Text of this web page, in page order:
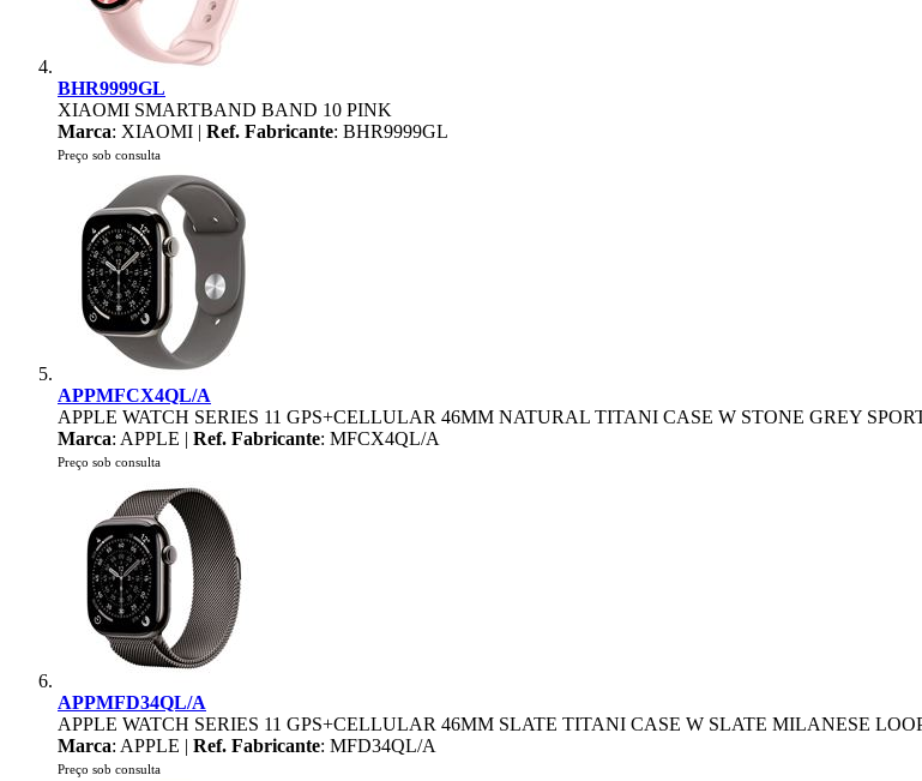
BHR9999GL
XIAOMI SMARTBAND BAND 10 PINK
Marca: XIAOMI | Ref. Fabricante: BHR9999GL
Preço sob consulta
APPMFCX4QL/A
APPLE WATCH SERIES 11 GPS+CELLULAR 46MM NATURAL TITANI CASE W STONE GREY
Marca: APPLE | Ref. Fabricante: MFCX4QL/A
Preço sob consulta
APPMFD34QL/A
APPLE WATCH SERIES 11 GPS+CELLULAR 46MM SLATE TITANI CASE W SLATE MILANESE
Marca: APPLE | Ref. Fabricante: MFD34QL/A
Preço sob consulta